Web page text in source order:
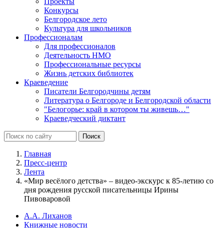
Конкурсы
Белгородское лето
Культура для школьников
Профессионалам
Для профессионалов
Деятельность НМО
Профессиональные ресурсы
Жизнь детских библиотек
Краеведение
Писатели Белгородчины детям
Литература о Белгороде и Белгородской области
"Белогорье: край в котором ты живешь…"
Краеведческий диктант
Главная
Пресс-центр
Лента
«Мир весёлого детства» – видео-экскурс к 85-летию со
дня рождения русской писательницы Ирины
Пивоваровой
А.А. Лиханов
Книжные новости